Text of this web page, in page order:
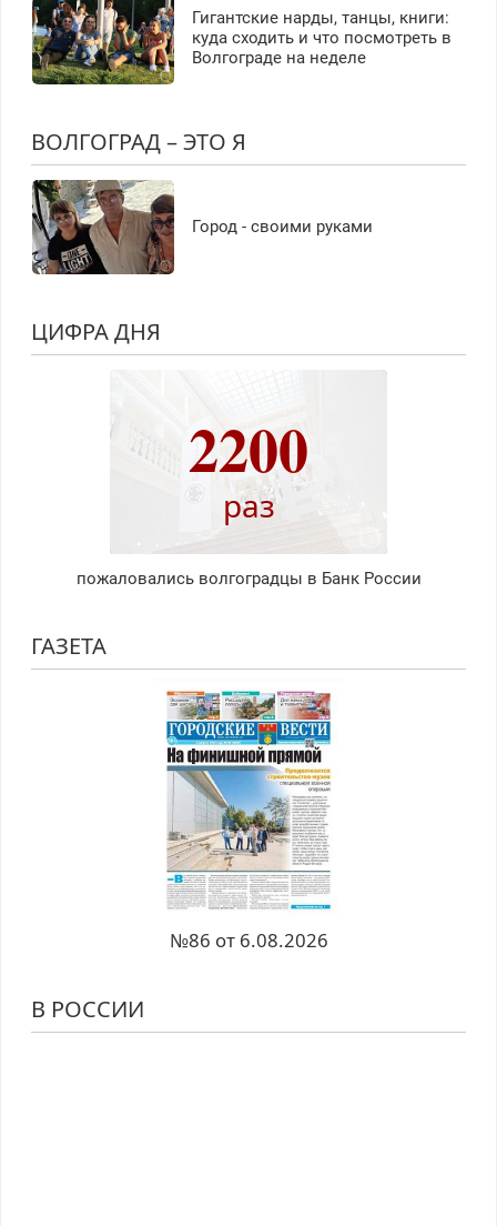
Гигантские нарды, танцы, книги:
куда сходить и что посмотреть в
Волгограде на неделе
ВОЛГОГРАД – ЭТО Я
Город - своими руками
ЦИФРА ДНЯ
2200
раз
пожаловались волгоградцы в Банк России
ГАЗЕТА
№86 от 6.08.2026
В РОССИИ